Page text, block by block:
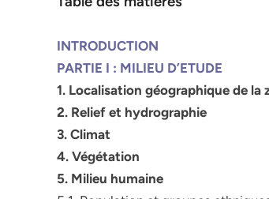
INTRODUCTION
PARTIE I : MILIEU D’ETUDE
1. Localisation géographique de la
2. Relief et hydrographie
3. Climat
4. Végétation
5. Milieu humaine